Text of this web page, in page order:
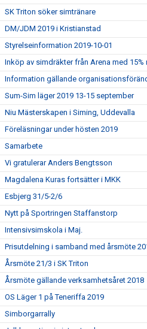
SK Triton söker simtränare
DM/JDM 2019 i Kristianstad
Styrelseinformation 2019-10-01
Inköp av simdräkter från Arena med 15%
Information gällande
Sum-Sim läger 2019 13-15 september
Niu Mästerskapen i Siming, Uddevalla
Föreläsningar under hösten 2019
Samarbete
Vi gratulerar Anders Bengtsson
Magdalena Kuras fortsätter i MKK
Esbjerg 31/5-2/6
Nytt på Sportringen Staffanstorp
Intensivsimskola i Maj.
Prisutdelning i samband med årsmöte
Årsmöte 21/3 i SK Triton
Årsmöte gällande verksamhetsåret 2018
OS Läger 1 på Teneriffa 2019
Simborgarrally